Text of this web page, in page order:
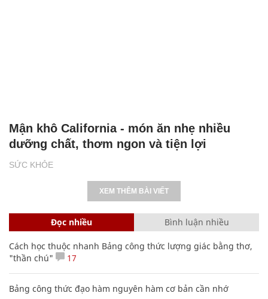
SỨC KHỎE
Mận khô California - món ăn nhẹ nhiều
dưỡng chất, thơm ngon và tiện lợi
XEM THÊM BÀI VIẾT
Đọc nhiều Bình luận nhiều
Cách học thuộc nhanh Bảng công thức lượng giác bằng thơ,
"thần chú"
17
Bảng công thức đạo hàm nguyên hàm cơ bản cần nhớ